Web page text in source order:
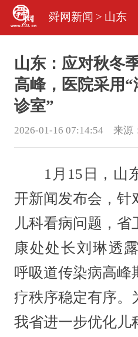
舜网新闻 > 山东
山东：应对秋冬
高峰，医院采用
诊室”
2026-01-16 07:14:54 来源
1月15日，山东
开新闻发布会，针
儿科看病问题，
康处处长刘琳透
呼吸道传染病高峰
疗秩序稳定有序。
我省进一步优化儿